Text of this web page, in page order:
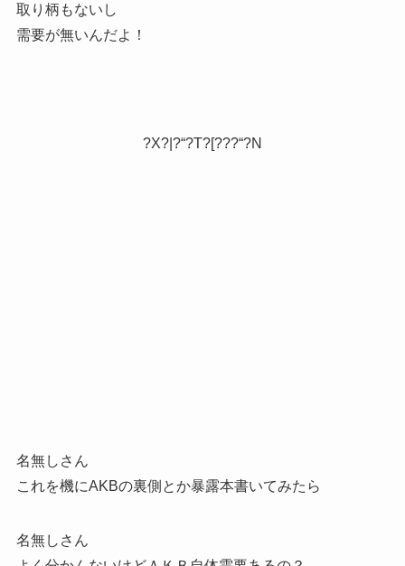
取り柄もないし
需要が無いんだよ！
?X?|?“?T?[???“?N
名無しさん
これを機にAKBの裏側とか暴露本書いてみたら
名無しさん